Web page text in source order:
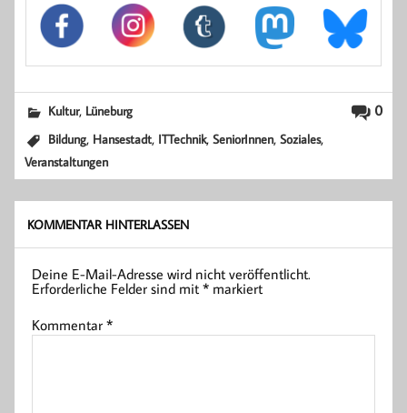
0
Kultur, Lüneburg
Bildung, Hansestadt, ITTechnik,SeniorInnen,Soziales,
Veranstaltungen
KOMMENTAR HINTERLASSEN
Deine E-Mail-Adresse wird nicht veröffentlicht.
Erforderliche Felder sind mit* markiert
Kommentar*